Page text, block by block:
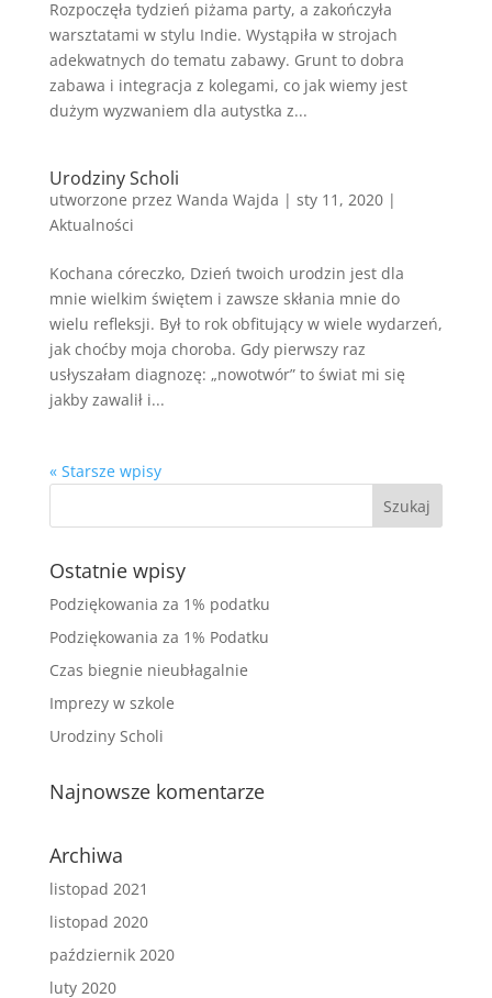
Rozpoczęła tydzień piżama party, a zakończyła
warsztatami w stylu Indie. Wystąpiła w strojach
adekwatnych do tematu zabawy. Grunt to dobra
zabawa i integracja z kolegami, co jak wiemy jest
dużym wyzwaniem dla autystka z...
Urodziny Scholi
utworzone przez Wanda Wajda | sty 11, 2020|
Aktualności
Kochana córeczko, Dzień twoich urodzin jest dla
mnie wielkim świętem i zawsze skłania mnie do
wielu refleksji. Był to rok obfitujący w wiele wydarzeń,
jak choćby moja choroba. Gdy pierwszy raz
usłyszałam diagnozę: „nowotwór” to świat mi się
jakby zawalił i...
« Starsze wpisy
Ostatnie wpisy
Podziękowania za 1% podatku
Podziękowania za 1% Podatku
Czas biegnie nieubłagalnie
Imprezy w szkole
Urodziny Scholi
Najnowsze komentarze
Archiwa
listopad 2021
listopad 2020
październik 2020
luty 2020